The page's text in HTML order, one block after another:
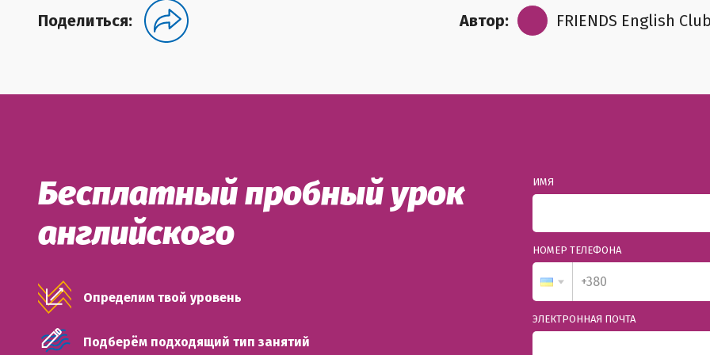
Поделиться: Автор: FRIENDS English
Бесплатный пробный урок
английского
Определим твой уровень
Подберём подходящий тип занятий
ИМЯ
НОМЕР ТЕЛЕФОНА
ЭЛЕКТРОННАЯ ПОЧТА